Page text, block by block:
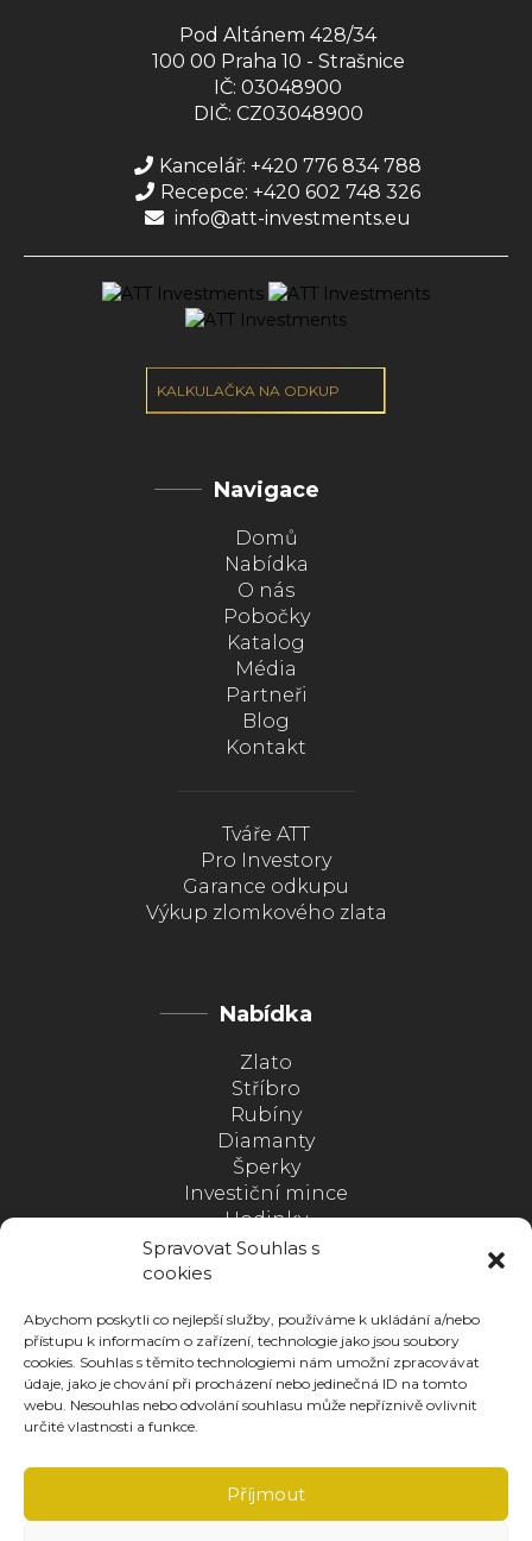
Spravovat Souhlas s
cookies
Abychom poskytli co nejlepší služby, používáme k ukládání a/nebo
přístupu k informacím o zařízení, technologie jako jsou soubory
cookies. Souhlas s těmito technologiemi nám umožní zpracovávat
údaje, jako je chování při procházení nebo jedinečná ID na tomto
webu. Nesouhlas nebo odvolání souhlasu může nepříznivě ovlivnit
určité vlastnosti a funkce.
Příjmout
Pod Altánem 428/34
100 00 Praha 10 - Strašnice
IČ: 03048900
DIČ: CZ03048900
Kancelář: +420 776 834 788
Recepce: +420 602 748 326
info@att-investments.eu
KALKULAČKA NA ODKUP
Navigace
Domů
Nabídka
O nás
Pobočky
Katalog
Média
Partneři
Blog
Kontakt
Tváře ATT
Pro Investory
Garance odkupu
Výkup zlomkového zlata
Nabídka
Zlato
Stříbro
Rubíny
Diamanty
Šperky
Investiční mince
Hodinky
Medaile
Postupný nákup kovů
SLEDUJTE NÁS
Stahujte ZDARMA naši novou aplikaci